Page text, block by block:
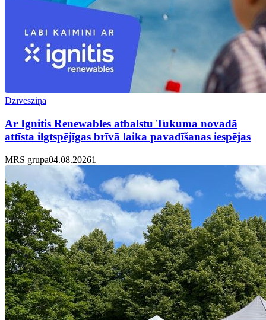
Dzīvesziņa
Ar Ignitis Renewables atbalstu Tukuma novadā
attīsta ilgtspējīgas brīvā laika pavadīšanas iespējas
MRS grupa04.08.20261